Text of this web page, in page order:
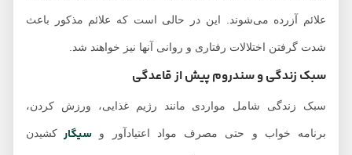
علائم آزرده می‌شوند. این در حالی است که علائم مذکور باعث
شدت گرفتن اختلالات رفتاری و روانی آنها نیز خواهند شد.
سبک زندگی و سندروم پیش از قاعدگی
سبک زندگی شامل مواردی مانند رژیم غذایی، ورزش کردن،
برنامه خواب و حتی مصرف مواد اعتیادآور وسیگارکشیدن